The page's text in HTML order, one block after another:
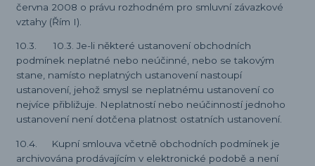
června 2008 o právu rozhodném pro smluvní závazkové
vztahy (Řím I).
10.3. 10.3. Je-li některé ustanovení obchodních
podmínek neplatné nebo neúčinné, nebo se takovým
stane, namísto neplatných ustanovení nastoupí
ustanovení, jehož smysl se neplatnému ustanovení co
nejvíce přibližuje. Neplatností nebo neúčinností jednoho
ustanovení není dotčena platnost ostatních ustanovení.
10.4. Kupní smlouva včetně obchodních podmínek je
archivována prodávajícím v elektronické podobě a není